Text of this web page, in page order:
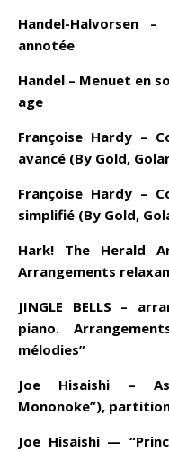
Handel-Halvorsen
annotée
Handel – Menuet en
age
Françoise Hardy –
avancé (By Gold,
Françoise Hardy –
simplifié (By Gold,
Hark! The Herald
Arrangements
JINGLE BELLS –
piano.
mélodies”
Joe Hisaishi –
Mononoke”),
Joe Hisaishi —